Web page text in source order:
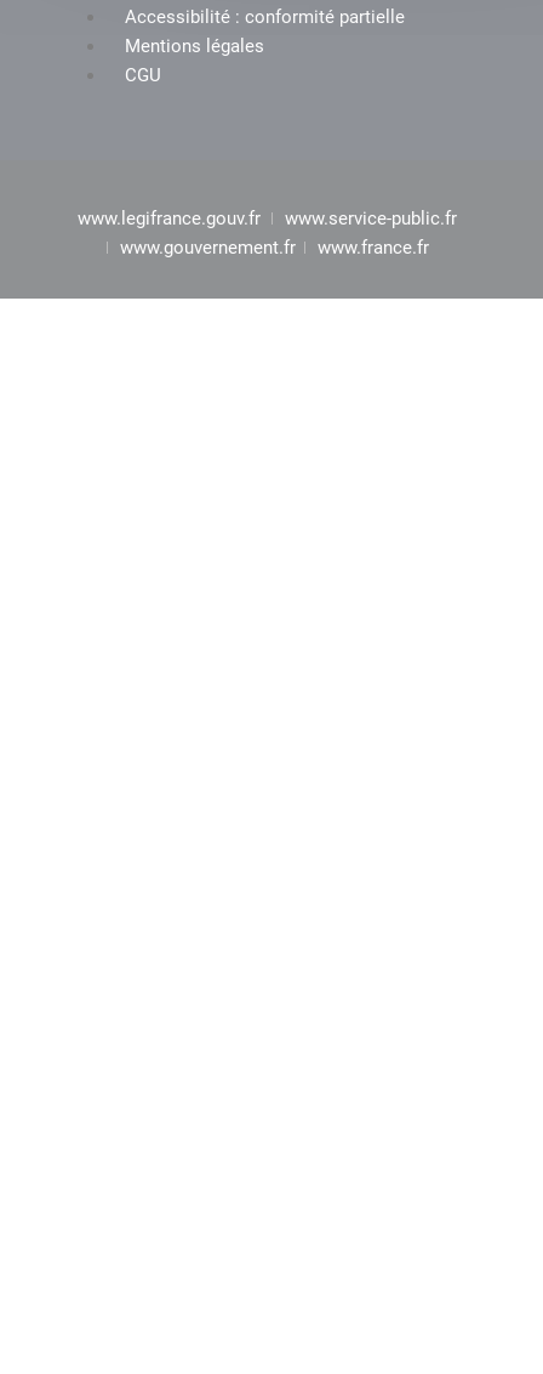
Accessibilité : conformité partielle
Mentions légales
CGU
www.legifrance.gouv.fr
www.service-public.fr
www.gouvernement.fr
www.france.fr